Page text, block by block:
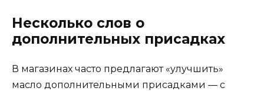
Несколько слов о
дополнительных присадках
В магазинах часто предлагают «улучшить»
масло дополнительными присадками — с